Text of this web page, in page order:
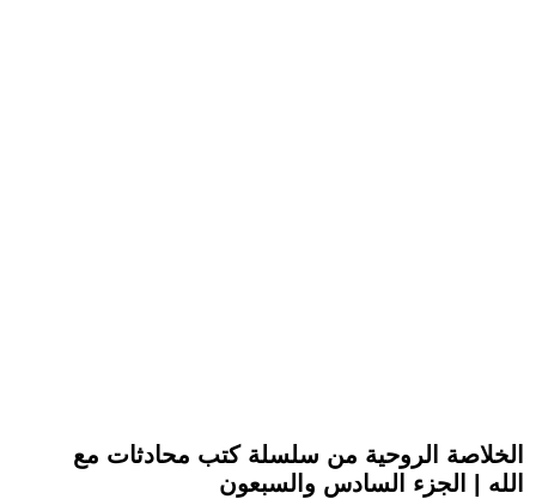
الخلاصة الروحية من سلسلة كتب محادثات مع
الله | الجزء السادس والسبعون